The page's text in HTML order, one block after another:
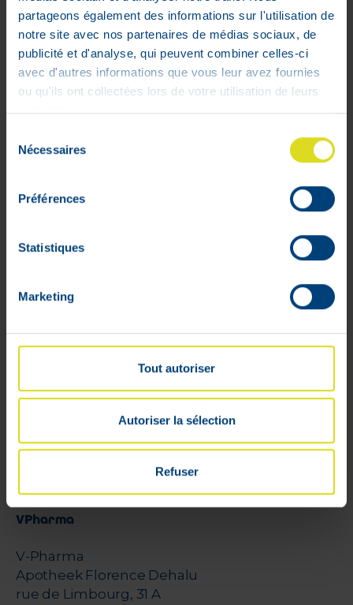
partageons également des informations sur l'utilisation de
notre site avec nos partenaires de médias sociaux, de
publicité et d'analyse, qui peuvent combiner celles-ci
avec d'autres informations que vous leur avez fournies
ou qu'ils ont collectées lors de votre utilisation de leurs
services.
Nécessaires
Préférences
Statistiques
Marketing
Tout autoriser
Autoriser la sélection
Refuser
particulier peuvent rapidement se
déshydrater lorsque la perte de liquide
par les selles dépasse la quantité qu'ils
boivent, ce qui est exacerbé par les
vomissements.
Profiel
Opvolging van de bestellingen
Algemene voorwaarden
Beveiligde betalingen
Juridische geschillen
VPharma
V-Pharma
Apotheek Florence Dehalu
rue de Limbourg, 31 A